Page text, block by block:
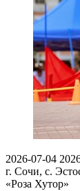
2026-07-04
г. Сочи, с.
«Роза Хутор»